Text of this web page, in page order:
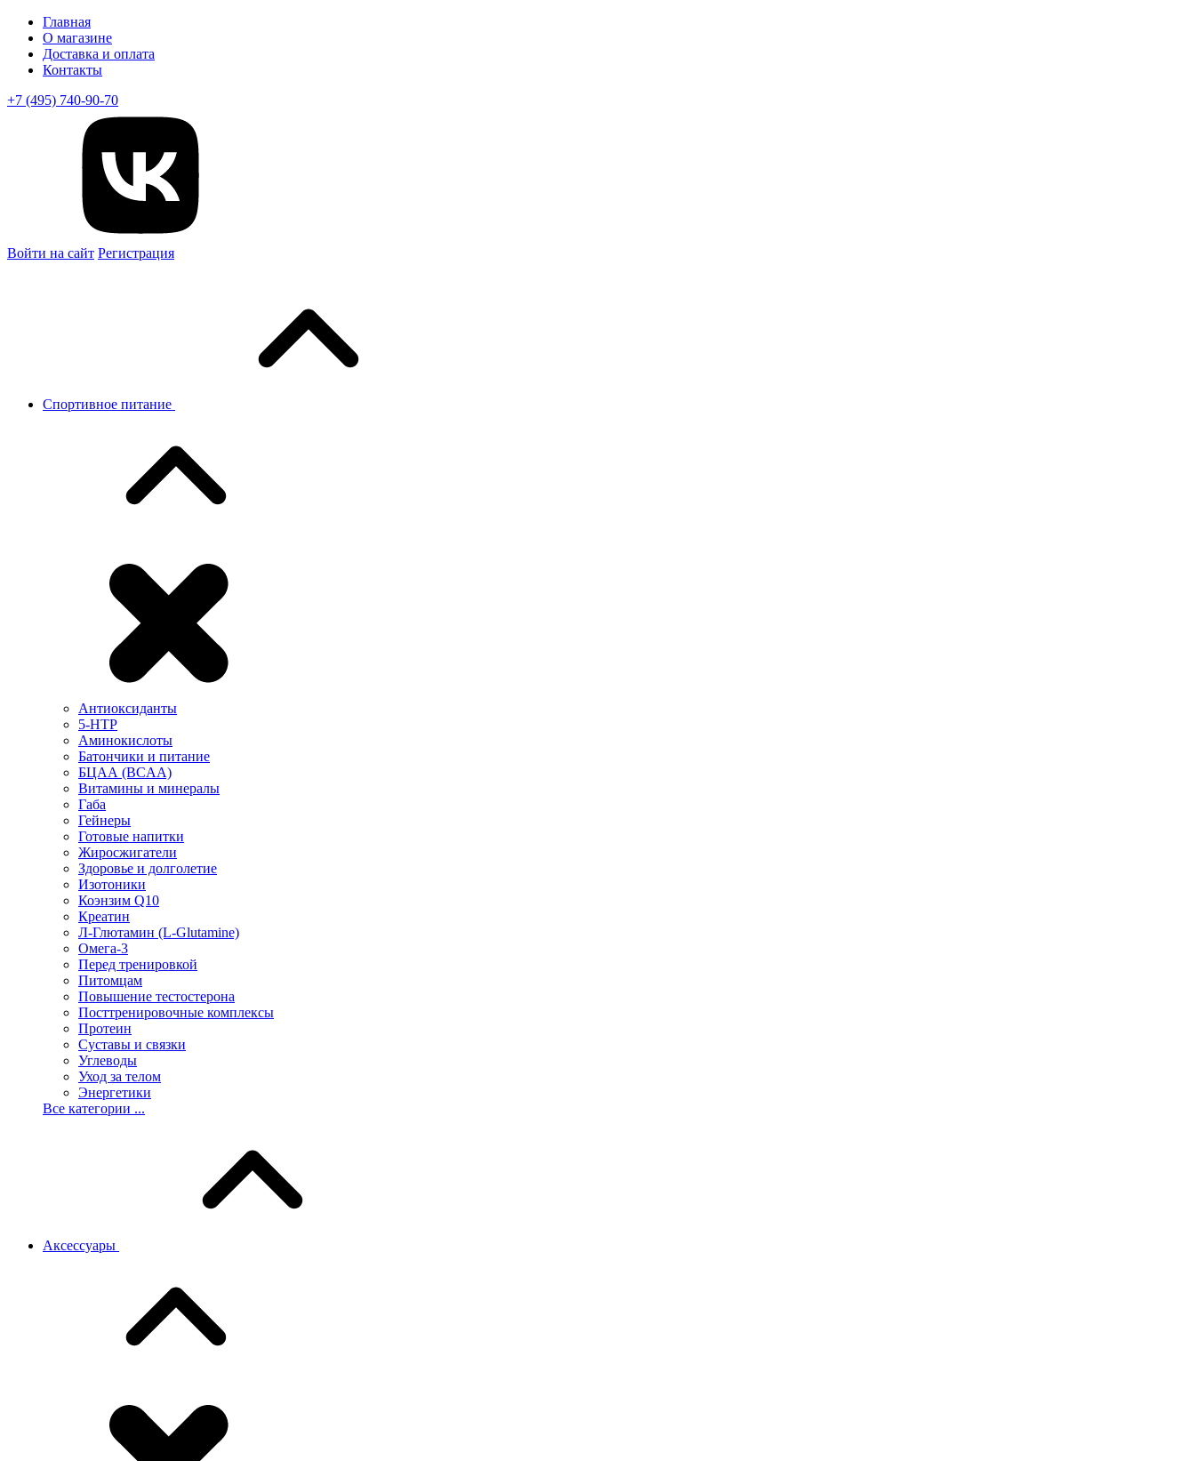
Главная
О магазине
Доставка и оплата
Контакты
+7 (495) 740-90-70
Войти на сайт Регистрация
Спортивное питание
Антиоксиданты
5-HTP
Аминокислоты
Батончики и питание
БЦАА (BCAA)
Витамины и минералы
Габа
Гейнеры
Готовые напитки
Жиросжигатели
Здоровье и долголетие
Изотоники
Коэнзим Q10
Креатин
Л-Глютамин (L-Glutamine)
Омега-3
Перед тренировкой
Питомцам
Повышение тестостерона
Посттренировочные комплексы
Протеин
Суставы и связки
Углеводы
Уход за телом
Энергетики
Все категории ...
Аксессуары